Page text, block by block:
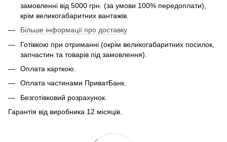
замовленні від 5000 грн. (за умови 100% передоплати),
крім великогабаритних вантажів.
Більше інформації про доставку
Готівкою при отриманні (окрім великогабаритних посилок,
запчастин та товарів під замовлення).
Оплата карткою.
Оплата частинами ПриватБанк.
Безготівковий розрахунок.
Гарантія від виробника 12 місяців.